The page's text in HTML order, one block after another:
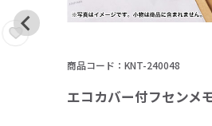
商品コード：KNT-240048
エコカバー付フセン